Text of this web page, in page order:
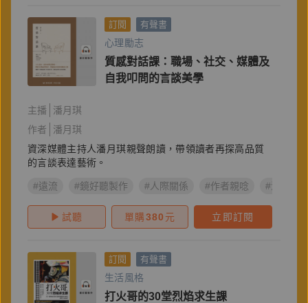
訂閱 有聲書
心理勵志
質感對話課：職場、社交、媒體及
自我叩問的言談美學
主播
潘月琪
作者
潘月琪
資深媒體主持人潘月琪親聲朗讀，帶領讀者再探高品質
的言談表達藝術。
#遠流 #鏡好聽製作 #人際關係 #作者親唸 #潘月琪
試聽 單購380 元 立即訂閱
訂閱 有聲書
生活風格
打火哥的30堂烈焰求生課